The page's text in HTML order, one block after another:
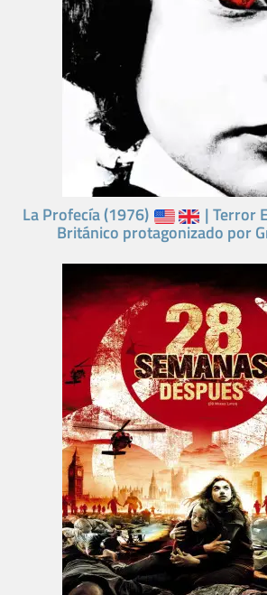
La Profecía (1976) | Terror
Británico protagonizado por